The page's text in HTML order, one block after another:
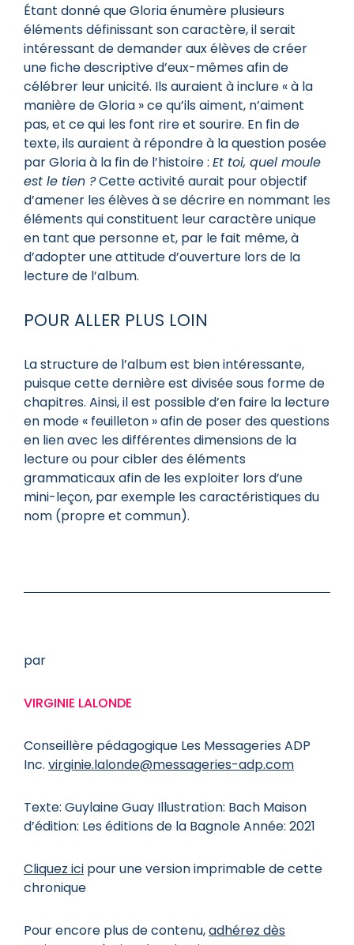
Étant donné que Gloria énumère plusieurs
éléments définissant son caractère, il serait
intéressant de demander aux élèves de créer
une fiche descriptive d’eux-mêmes afin de
célébrer leur unicité. Ils auraient à inclure « à la
manière de Gloria » ce qu’ils aiment, n’aiment
pas, et ce qui les font rire et sourire. En fin de
texte, ils auraient à répondre à la question posée
par Gloria à la fin de l’histoire : Et toi, quel moule
est le tien ?Cette activité aurait pour objectif
d’amener les élèves à se décrire en nommant les
éléments qui constituent leur caractère unique
en tant que personne et, par le fait même, à
d’adopter une attitude d’ouverture lors de la
lecture de l’album.
POUR ALLER PLUS LOIN
La structure de l’album est bien intéressante,
puisque cette dernière est divisée sous forme de
chapitres. Ainsi, il est possible d’en faire la lecture
en mode « feuilleton » afin de poser des questions
en lien avec les différentes dimensions de la
lecture ou pour cibler des éléments
grammaticaux afin de les exploiter lors d’une
mini-leçon, par exemple les caractéristiques du
nom (propre et commun).
par
VIRGINIE LALONDE
Conseillère pédagogique Les Messageries ADP
Inc. virginie.lalonde@messageries-adp.com
Texte: Guylaine Guay Illustration: Bach Maison
d’édition: Les éditions de la BagnoleAnnée: 2021
Cliquez ici pour une version imprimable de cette
chronique
Pour encore plus de contenu,adhérez dès